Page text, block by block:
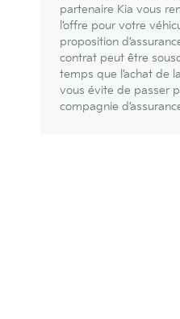
partenaire Kia vous
l’offre pour votre
proposition
contrat peut être
temps que l’achat de
vous évite de passer
compagnie